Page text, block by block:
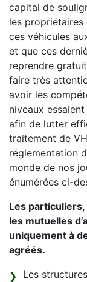
capital de
les propriétaires
ces véhicules
et que ces
reprendre
faire très
avoir les
niveaux
afin de lutter
traitement de
réglementation
monde de nos
énumérées ci-
Les
les mutuelles
uniquement à
agréés.
Les